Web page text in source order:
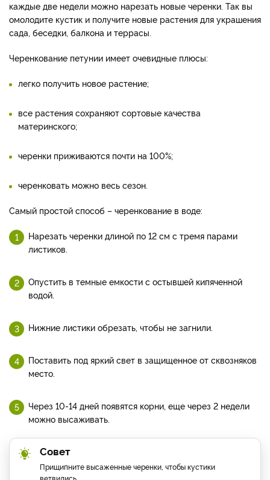
каждые две недели можно нарезать новые черенки. Так вы
омолодите кустик и получите новые растения для украшения
сада, беседки, балкона и террасы.
Черенкование петунии имеет очевидные плюсы:
легко получить новое растение;
все растения сохраняют сортовые качества
материнского;
черенки приживаются почти на 100%;
черенковать можно весь сезон.
Самый простой способ – черенкование в воде:
Нарезать черенки длиной по 12 см с тремя парами
листиков.
Опустить в темные емкости с остывшей кипяченной
водой.
Нижние листики обрезать, чтобы не загнили.
Поставить под яркий свет в защищенное от сквозняков
место.
Через 10-14 дней появятся корни, еще через 2 недели
можно высаживать.
Совет
Прищипните высаженные черенки, чтобы кустики
ветвились.